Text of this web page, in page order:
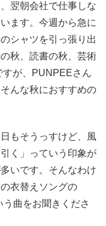
翌朝会社で仕事しな
ます。今週から急に
シャツを引っ張り出
秋、読書の秋、芸術
が、PUNPEEさん
んな秋におすすめの
もそうっすけど、風
く」っていう印象が
いです。そんなわけ
衣替えソングの
う曲をお聞きくださ